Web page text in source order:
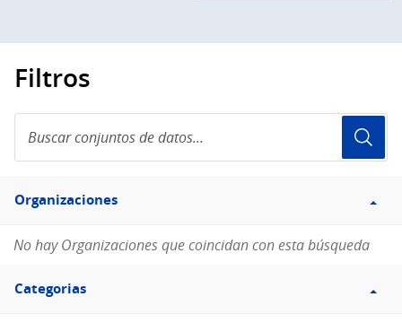
Filtros
conjuntos
de
Filtro
Organizaciones
Organizaciones
No hay Organizaciones que coincidan con esta búsqueda
Filtro
Categorias
Categorias